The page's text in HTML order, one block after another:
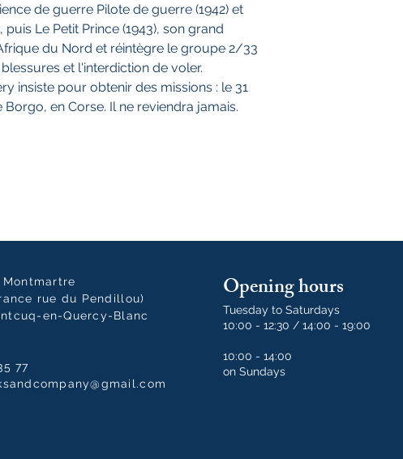
de guerre Pilote de guerre (1942) et
Le Petit Prince (1943), son grand
du Nord et réintègre le groupe 2/33
et l'interdiction de voler.
insiste pour obtenir des missions : le 31
Borgo, en Corse. Il ne reviendra jamais.
Montmartre
rue du Pendillou)
en-Quercy-Blanc
77
Opening hours
Tuesday to Saturdays
10:00 - 12:30 / 14:00 - 19:00
10:00 - 14:00
on Sundays